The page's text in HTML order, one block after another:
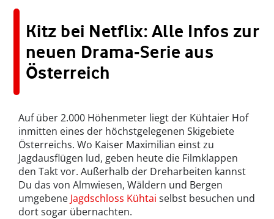
Kitz bei Netflix: Alle Infos zur
neuen Drama-Serie aus
Österreich
Auf über 2.000 Höhenmeter liegt der Kühtaier Hof
inmitten eines der höchstgelegenen Skigebiete
Österreichs. Wo Kaiser Maximilian einst zu
Jagdausflügen lud, geben heute die Filmklappen
den Takt vor. Außerhalb der Dreharbeiten kannst
Du das von Almwiesen, Wäldern und Bergen
umgebene Jagdschloss Kühtai selbst besuchen und
dort sogar übernachten.